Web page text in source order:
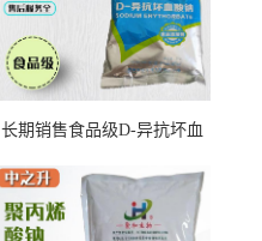
长期销售食品级D-异抗坏血